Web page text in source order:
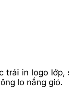
trái in logo lớp,
lo nắng gió.